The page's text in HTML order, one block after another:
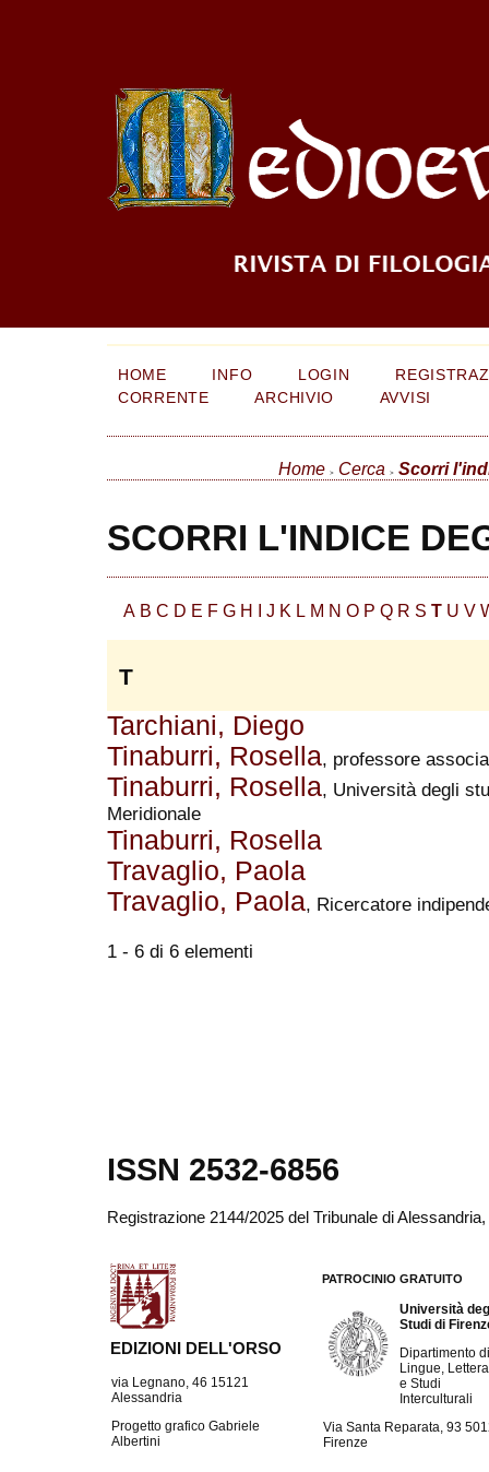
HOME INFO LOGIN
CORRENTE
ARCHIVIO AVVISI
Home > Cerca > Scorri
SCORRI L'INDICE
A B C D E F G H J K L M N O P Q R S T U V
T
Tarchiani, Diego
Tinaburri, Rosella, professore
Tinaburri, Rosella, Università degli
Meridionale
Tinaburri, Rosella
Travaglio, Paola
Travaglio, Paola, Ricercatore
1 - 6 di 6 elementi
ISSN 2532-6856
Registrazione 2144/2025 del Tribunale di
EDIZIONI DELL'ORSO
via Legnano, 46 15121
Alessandria
Progetto grafico Gabriele
Albertini
PATROCINIO GRATUITO
Università
Studi di
Dipartimento
Lingue,
e Studi
Interculturali
Via Santa Reparata, 93
Firenze